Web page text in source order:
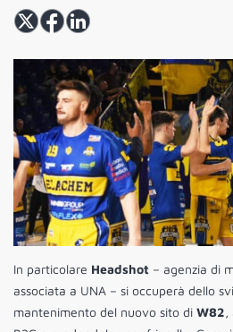
In particolare Headshot – agenzia di
associata a UNA – si occuperà dello
mantenimento del nuovo sito di W82,